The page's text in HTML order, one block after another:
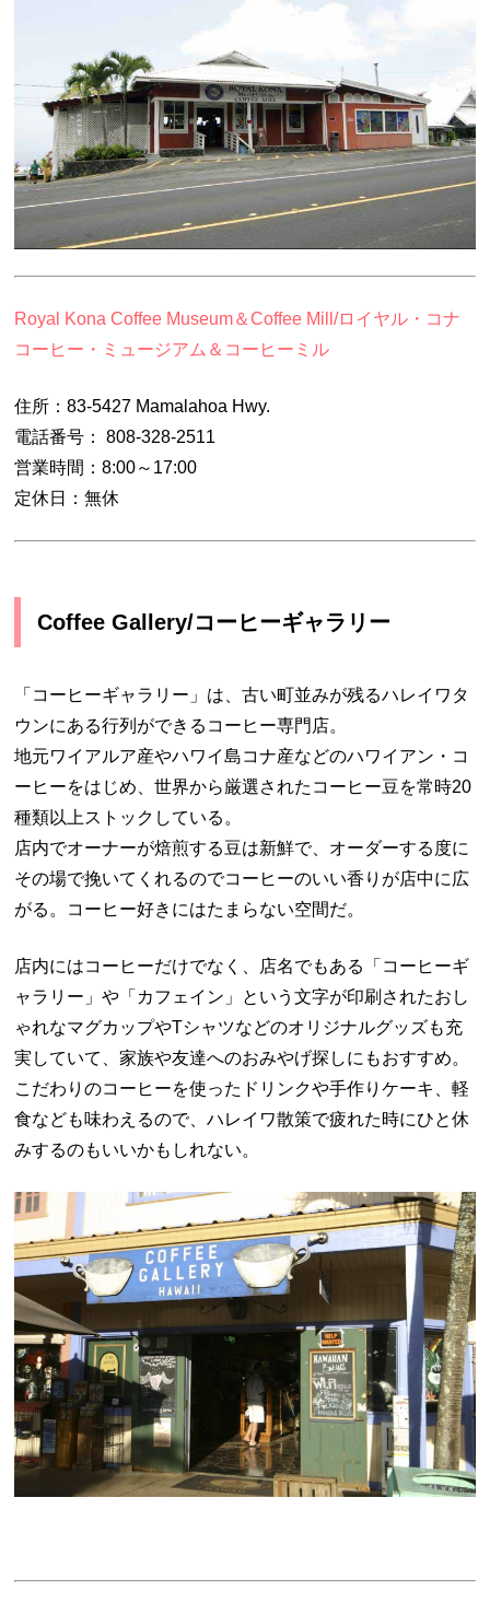
Royal Kona Coffee Museum＆Coffee Mill/ロイヤル・コナ
コーヒー・ミュージアム＆コーヒーミル
住所：83-5427 Mamalahoa Hwy.
電話番号： 808-328-2511
営業時間：8:00～17:00
定休日：無休
Coffee Gallery/コーヒーギャラリー
「コーヒーギャラリー」は、古い町並みが残るハレイワタ
ウンにある行列ができるコーヒー専門店。
地元ワイアルア産やハワイ島コナ産などのハワイアン・コ
ーヒーをはじめ、世界から厳選されたコーヒー豆を常時20
種類以上ストックしている。
店内でオーナーが焙煎する豆は新鮮で、オーダーする度に
その場で挽いてくれるのでコーヒーのいい香りが店中に広
がる。コーヒー好きにはたまらない空間だ。
店内にはコーヒーだけでなく、店名でもある「コーヒーギ
ャラリー」や「カフェイン」という文字が印刷されたおし
ゃれなマグカップやTシャツなどのオリジナルグッズも充
実していて、家族や友達へのおみやげ探しにもおすすめ。
こだわりのコーヒーを使ったドリンクや手作りケーキ、軽
食なども味わえるので、ハレイワ散策で疲れた時にひと休
みするのもいいかもしれない。